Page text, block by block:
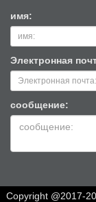
имя:
Электронная
сообщение:
Copyright @2017-